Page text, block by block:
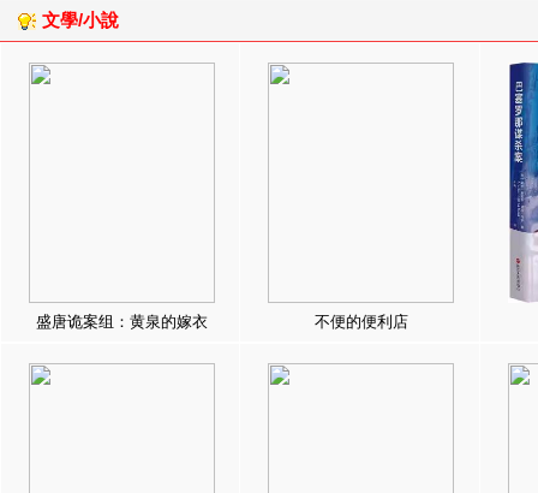
文學/小說
盛唐诡案组：黄泉的嫁衣 不便的便利店